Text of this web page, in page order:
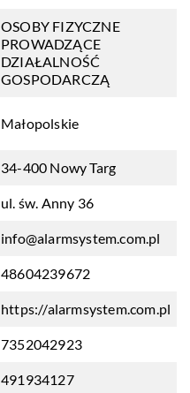
OSOBY FIZYCZNE
PROWADZĄCE
DZIAŁALNOŚĆ
GOSPODARCZĄ
Małopolskie
34-400 Nowy Targ
ul. św. Anny 36
info@alarmsystem.com.pl
48604239672
https://alarmsystem.com.pl
7352042923
491934127